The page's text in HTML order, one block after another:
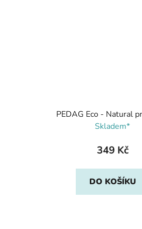
PEDAG Eco - Natural
Skladem*
349 Kč
DO KOŠÍKU